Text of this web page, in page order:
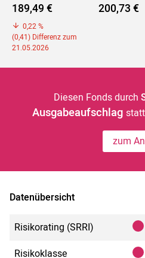
189,49 €
0,22 %
(0,41) Differenz zum
21.05.2026
200,73 €
Diesen Fonds durch
Ausgabeaufschlag
zum
Datenübersicht
Risikorating (SRRI)
Risikoklasse